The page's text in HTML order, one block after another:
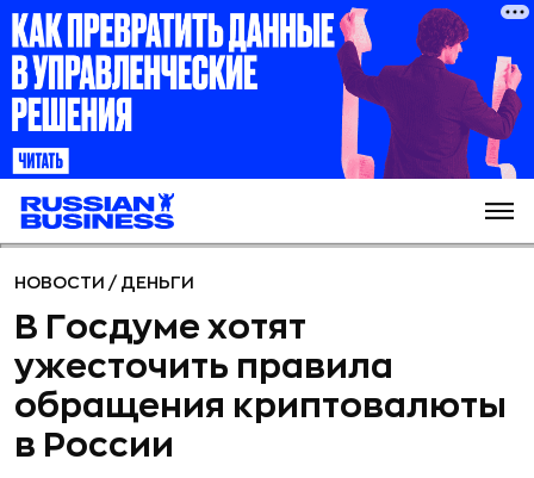
НОВОСТИ / ДЕНЬГИ
В Госдуме хотят
ужесточить правила
обращения криптовалюты
в России